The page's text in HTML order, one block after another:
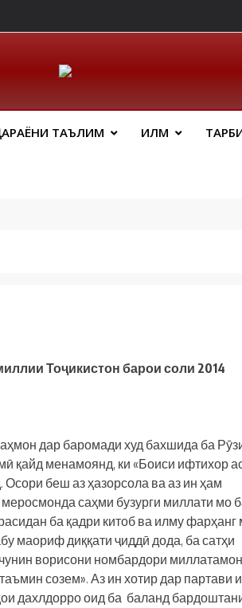
Факальтет
ТАЪЛИМ ИЛМ
Тоҷикистон барои соли 2014
дар баромади худ бахшида ба
қайд менамоянд, ки «Боиси ифтихор
беш аз ҳазорсола ва аз ин ҳам
саҳми бузурги миллати мо
ба қадри китоб ва илму фарҳанг
маориф диққати ҷиддӣ дода, ба сатҳи
ворисони номбардори
созем». Аз ин хотир дар партави
дахлдорро оид ба баланд